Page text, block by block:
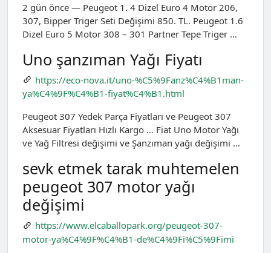
2 gün önce — Peugeot 1. 4 Dizel Euro 4 Motor 206,
307, Bipper Triger Seti Değişimi 850. TL. Peugeot 1.6
Dizel Euro 5 Motor 308 – 301 Partner Tepe Triger …
Uno şanzıman Yağı Fiyatı
https://eco-nova.it/uno-%C5%9Fanz%C4%B1man-
ya%C4%9F%C4%B1-fiyat%C4%B1.html
Peugeot 307 Yedek Parça Fiyatları ve Peugeot 307
Aksesuar Fiyatları Hızlı Kargo … Fiat Uno Motor Yağı
ve Yağ Filtresi değişimi ve Şanzıman yağı değişimi …
sevk etmek tarak muhtemelen
peugeot 307 motor yağı
değişimi
https://www.elcaballopark.org/peugeot-307-
motor-ya%C4%9F%C4%B1-de%C4%9Fi%C5%9Fimi